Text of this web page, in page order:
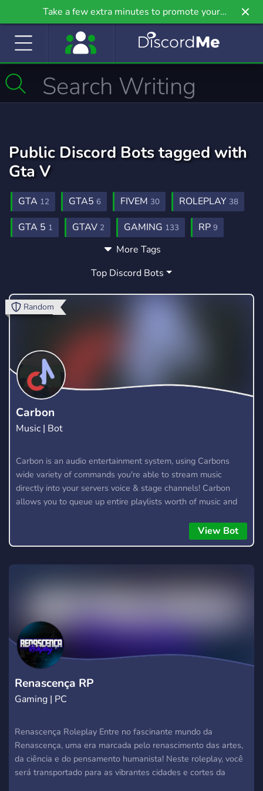
Take a few extra minutes to promote your
community even further on Griv.io, our newest
Public Discord Bots tagged with
Gta V
GTA 12 GTA5 6 FIVEM 30 ROLEPLAY 38
GTA 5 1 GTAV 2 GAMING 133 RP 9
MODDING7 FORTNITE
JOGOS 11
PUBG1
GAMES88
FIVEM ROLEPLAY GTAONLINE0
MEMES37
ROLE PLAY
MONEY 7
More Tags
Top Discord Bots
Carbon
Music | Bot
Carbon is an audio entertainment system, using Carbons
wide variety of commands you're able to stream music
directly into your servers voice & stage channels! Carbon
allows you to queue up entire playlists worth of music and
View Bot
Random
Renascença RP
Gaming | PC
Renascença Roleplay Entre no fascinante mundo da
Renascença, uma era marcada pelo renascimento das artes,
da ciência e do pensamento humanista! Neste roleplay, você
será transportado para as vibrantes cidades e cortes da